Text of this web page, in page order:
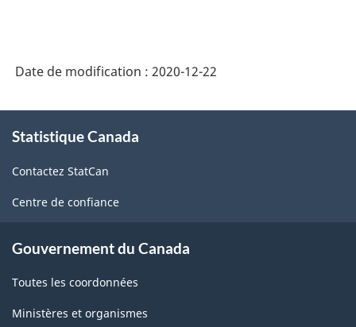
Date de modification : 2020-12-22
propos
ce
site
Statistique Canada
Contactez StatCan
Centre de confiance
Gouvernement du Canada
Toutes les coordonnées
Ministères et organismes